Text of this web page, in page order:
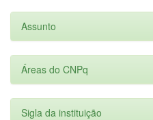
Assunto
Áreas do CNPq
Sigla da instituição